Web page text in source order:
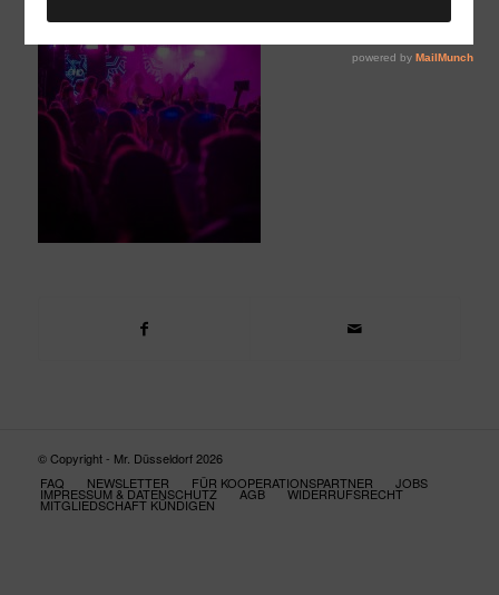
© Copyright - Mr. Düsseldorf 2026
FAQ
NEWSLETTER FÜR KOOPERATIONSPARTNER JOBS
IMPRESSUM & DATENSCHUTZ AGB WIDERRUFSRECHT
MITGLIEDSCHAFT KÜNDIGEN